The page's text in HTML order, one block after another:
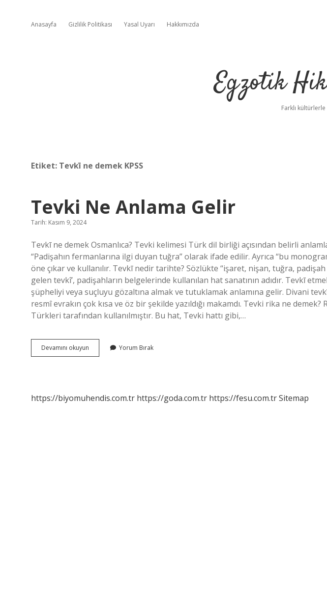
Anasayfa Gizlilik Politikası Yasal Uyarı Hakkımızda
Egzotik
Farklı
Etiket: Tevkī ne demek KPSS
Tevki Ne Anlama Gelir
Tarih: Kasım 9, 2024
Tevkī ne demek Osmanlıca? Tevki kelimesi Türk dil birliği açısından belirli
“Padişahın fermanlarına ilgi duyan tuğra” olarak ifade edilir. Ayrıca “bu
öne çıkar ve kullanılır. Tevkī nedir tarihte? Sözlükte “işaret, nişan, tuğra,
gelen tevkî’, padişahların belgelerinde kullanılan hat sanatının adıdır. Tevkī
şüpheliyi veya suçluyu gözaltına almak ve tutuklamak anlamına gelir. Divani
resmî evrakın çok kısa ve öz bir şekilde yazıldığı makamdı. Tevki rika ne demek?
Türkleri tarafından kullanılmıştır. Bu hat, Tevki hattı gibi,…
Devamını okuyun
Ne
Yorum Bırak
https://biyomuhendis.com.tr https://goda.com.tr https://fesu.com.trSitemap